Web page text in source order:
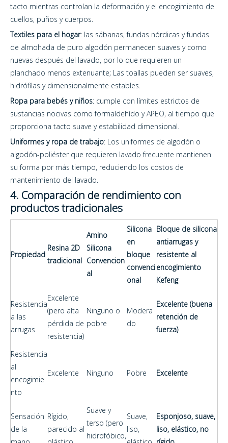
tacto mientras controlan la deformación y el encogimiento de
cuellos, puños y cuerpos.
Textiles para el hogar: las sábanas, fundas nórdicas y fundas
de almohada de puro algodón permanecen suaves y como
nuevas después del lavado, por lo que requieren un
planchado menos extenuante; Las toallas pueden ser suaves,
hidrófilas y dimensionalmente estables.
Ropa para bebés y niños: cumple con límites estrictos de
sustancias nocivas como formaldehído y APEO, al tiempo que
proporciona tacto suave y estabilidad dimensional.
Uniformes y ropa de trabajo: Los uniformes de algodón o
algodón-poliéster que requieren lavado frecuente mantienen
su forma por más tiempo, reduciendo los costos de
mantenimiento del lavado.
4. Comparación de rendimiento con
productos tradicionales
Propiedad
Resina 2D
tradicional
Amino
Silicona
Convencion
al
Silicona
en
bloque
convenci
onal
Bloque de silicona
antiarrugas y
resistente al
encogimiento
Kefeng
Resistencia
a las
arrugas
Excelente
(pero alta
pérdida de
resistencia)
Ninguno o
pobre
Modera
do
Excelente (buena
retención de
fuerza)
Resistencia
al
encogimie
nto
Excelente Ninguno Pobre Excelente
Sensación
de la
Rígido,
parecido al
Suave y
terso (pero
hidrofóbico,
Suave,
liso,
Esponjoso, suave,
liso, elástico, no